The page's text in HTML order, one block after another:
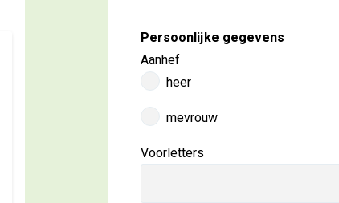
Persoonlijke gegevens
Aanhef
heer
mevrouw
Voorletters